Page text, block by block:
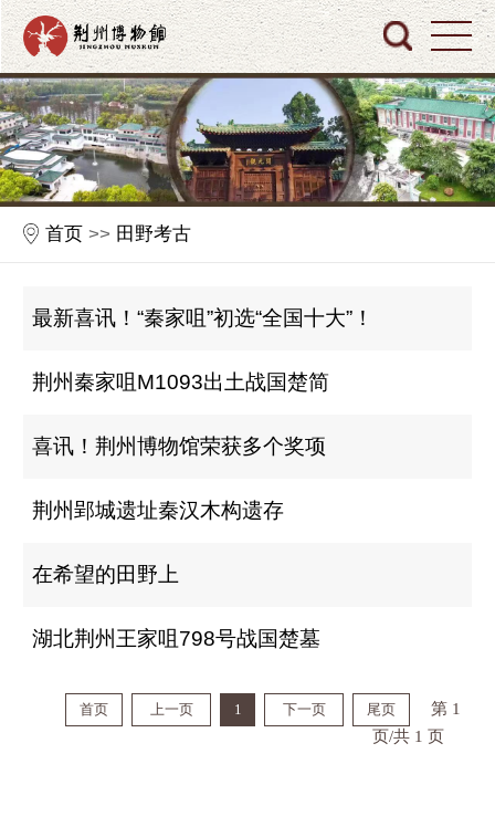
首页 >> 田野考古
最新喜讯！“秦家咀”初选“全国十大”！
荆州秦家咀M1093出土战国楚简
喜讯！荆州博物馆荣获多个奖项
荆州郢城遗址秦汉木构遗存
在希望的田野上
湖北荆州王家咀798号战国楚墓
首页 上一页 1 下一页 尾页
第 1
页/共 1 页